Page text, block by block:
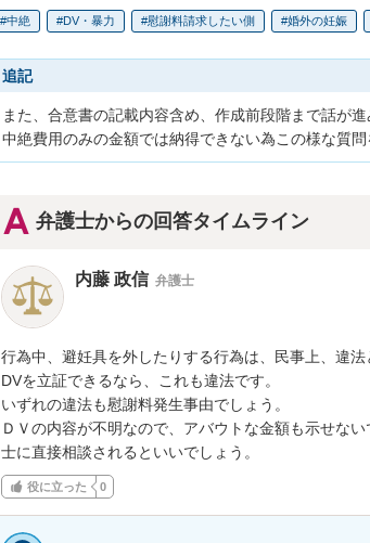
中絶 DV・暴力 慰謝料請求したい側 婚外の妊娠
追記
また、合意書の記載内容含め、作成前段階まで話が
中絶費用のみの金額では納得できない為この様な質問
弁護士からの回答タイムライン
内藤 政信 弁護士
行為中、避妊具を外したりする行為は、民事上、違法
DVを立証できるなら、これも違法です。
いずれの違法も慰謝料発生事由でしょう。
ＤＶの内容が不明なので、アバウトな金額も示せな
士に直接相談されるといいでしょう。
役に立った 0